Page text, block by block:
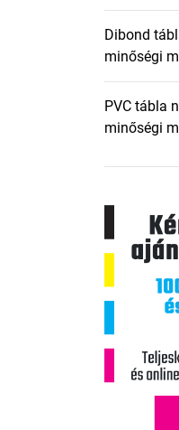
Dibond
minőségi
PVC tábla
minőségi